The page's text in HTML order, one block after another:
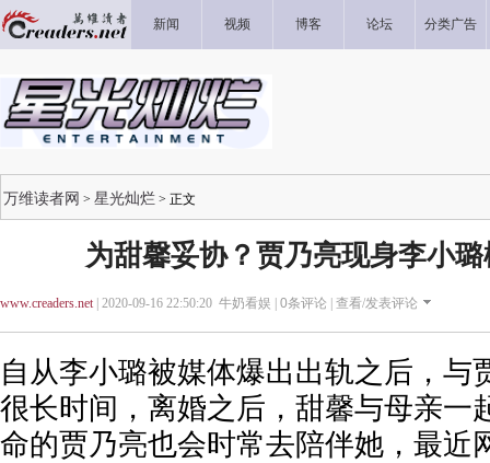
新闻 视频 博客 论坛 分类广告
万维读者网 > 星光灿烂 > 正文
为甜馨妥协？贾乃亮现身李小
www.creaders.net| 2020-09-16 22:50:20 牛奶看娱 | 0条评论 | 查看/发表评论
自从李小璐被媒体爆出出轨之后，与
很长时间，离婚之后，甜馨与母亲一
命的贾乃亮也会时常去陪伴她，最近